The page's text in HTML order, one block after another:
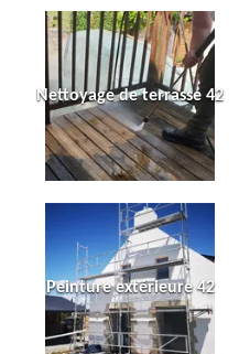
Nettoyage de terrasse 42
Peinture extérieure 42